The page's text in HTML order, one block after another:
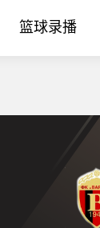
篮球录播